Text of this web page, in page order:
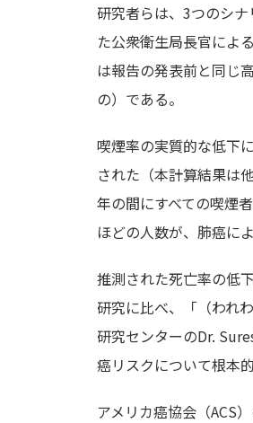
研究者らは、3つのシ
た公衆衛生局長官によ
は報告の発表前と同じ
の）である。
喫煙率の実質的な低下
された（本計算結果は
年の間にすべての喫煙
ほどの人数が、肺癌に
推測された死亡率の低
研究に比べ、「（われ
研究センターのDr.
癌リスクについて根本
アメリカ癌協会（ACS